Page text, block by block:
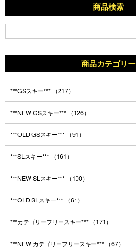
商品検索
商品カテゴリー
***GSスキー*** （217）
***NEW GSスキー*** （126）
***OLD GSスキー*** （91）
***SLスキー*** （161）
***NEW SLスキー*** （100）
***OLD SLスキー*** （61）
***カテゴリーフリースキー*** （171）
***NEW カテゴリーフリースキー*** （67）